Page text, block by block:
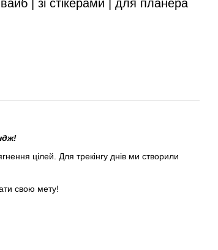
| зі стікерами | для планера
цілей. Для трекінгу днів ми створили
свою мету!